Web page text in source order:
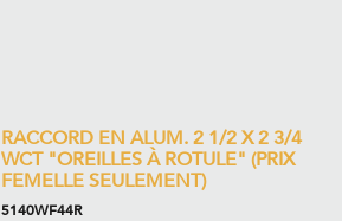
RACCORD EN ALUM. 2 1/2 X 2 3/4
WCT "OREILLES À ROTULE" (PRIX
FEMELLE SEULEMENT)
5140WF44R